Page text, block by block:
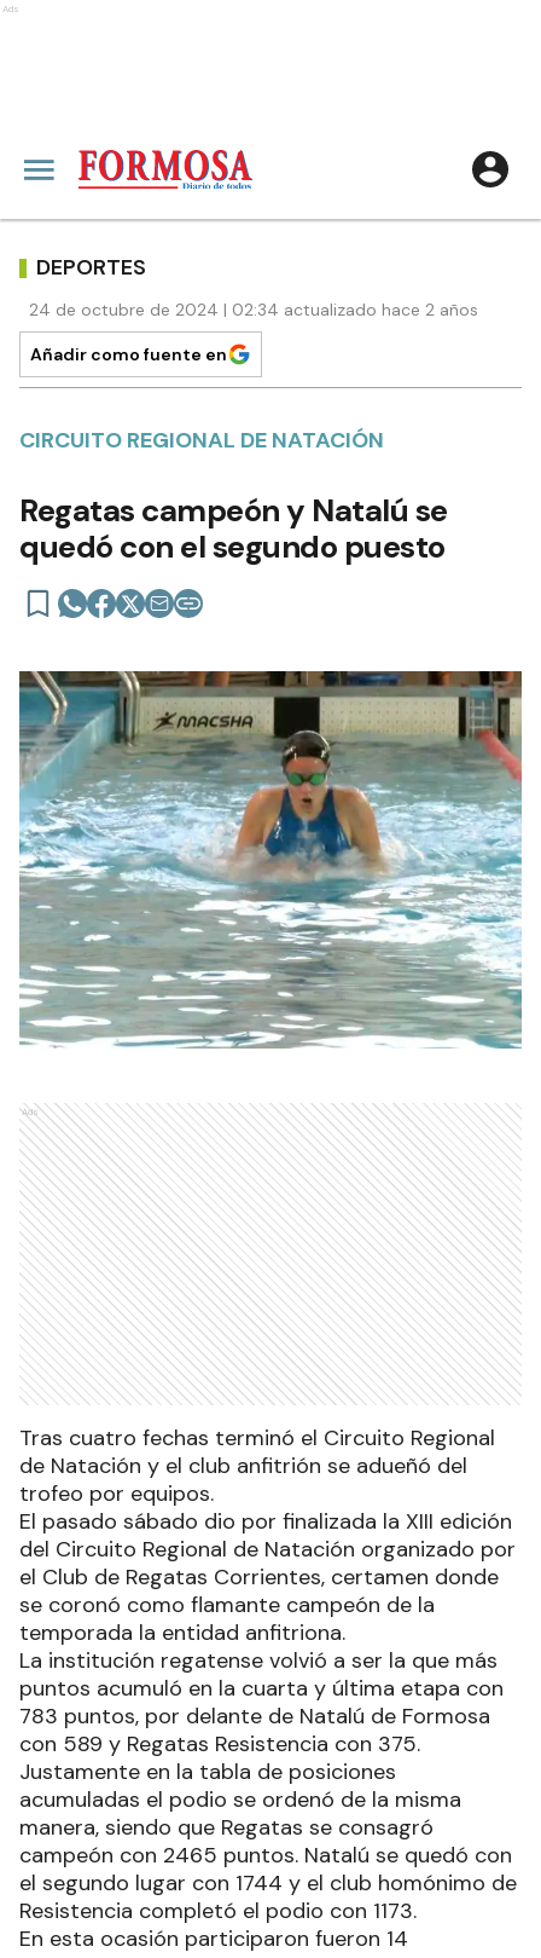
Ads
DEPORTES
24 de octubre de 2024 | 02:34 actualizado hace 2 años
Añadir como fuente en
CIRCUITO REGIONAL DE NATACIÓN
Regatas campeón y Natalú se
quedó con el segundo puesto
Ads
Tras cuatro fechas terminó el Circuito Regional
de Natación y el club anfitrión se adueñó del
trofeo por equipos.
El pasado sábado dio por finalizada la XIII edición
del Circuito Regional de Natación organizado por
el Club de Regatas Corrientes, certamen donde
se coronó como flamante campeón de la
temporada la entidad anfitriona.
La institución regatense volvió a ser la que más
puntos acumuló en la cuarta y última etapa con
783 puntos, por delante de Natalú de Formosa
con 589 y Regatas Resistencia con 375.
Justamente en la tabla de posiciones
acumuladas el podio se ordenó de la misma
manera, siendo que Regatas se consagró
campeón con 2465 puntos. Natalú se quedó con
el segundo lugar con 1744 y el club homónimo de
Resistencia completó el podio con 1173.
En esta ocasión participaron fueron 14